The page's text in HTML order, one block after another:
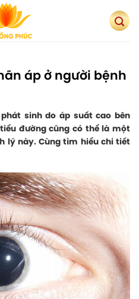
áp ở người bệnh
sinh do áp suất cao bên
đường cũng có thể là một
lý này. Cùng tìm hiểu chi tiết